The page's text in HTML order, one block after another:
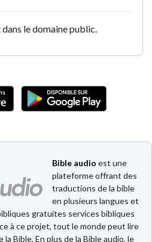
le domaine public.
Bible audio est une
plateforme offrant des
traductions de la bible
en plusieurs langues et
gratuites services bibliques
à ce projet, tout le monde peut lire
Bible. En plus de la Bible audio, le